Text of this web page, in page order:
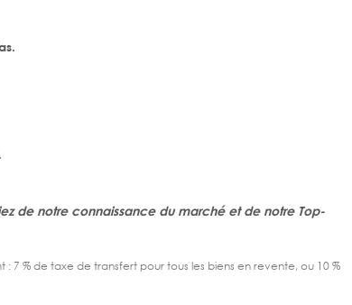
de notre connaissance du marché et de notre Top-
: 7 % de taxe de transfert pour tous les biens en revente, ou 10 %